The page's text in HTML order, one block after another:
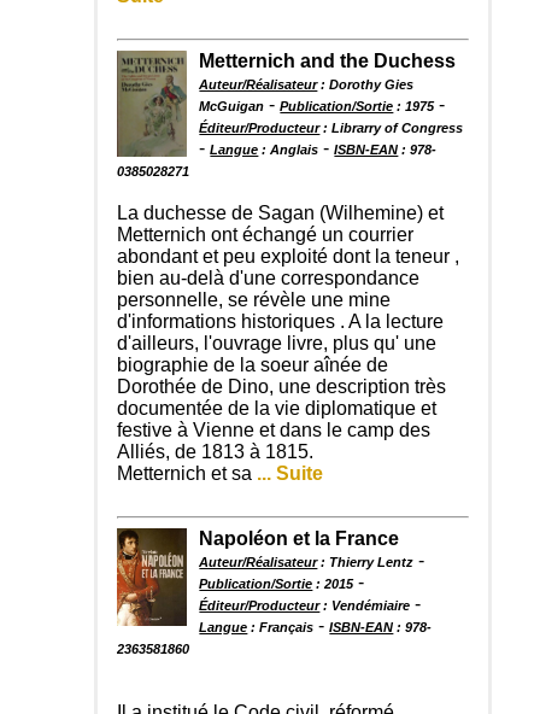
Metternich and the Duchess
Auteur/Réalisateur: Dorothy Gies
McGuigan -Publication/Sortie : 1975-
Éditeur/Producteur: Librarry of Congress
-Langue : Anglais -ISBN-EAN : 978-
0385028271
La duchesse de Sagan (Wilhemine) et
Metternich ont échangé un courrier
abondant et peu exploité dont la teneur ,
bien au-delà d'une correspondance
personnelle, se révèle une mine
d'informations historiques . A la lecture
d'ailleurs, l'ouvrage livre, plus qu' une
biographie de la soeur aînée de
Dorothée de Dino, une description très
documentée de la vie diplomatique et
festive à Vienne et dans le camp des
Alliés, de 1813 à 1815.
Metternich et sa ... Suite
Napoléon et la France
Auteur/Réalisateur: Thierry Lentz -
Publication/Sortie : 2015-
Éditeur/Producteur: Vendémiaire -
Langue : Français -ISBN-EAN : 978-
2363581860